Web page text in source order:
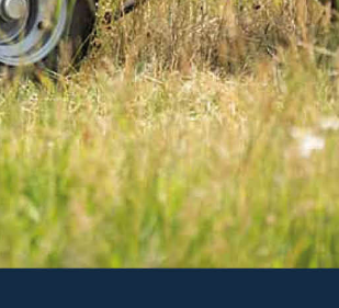
- +
LÄGG I VARUKORGEN
Art. nr R21-SV60.020